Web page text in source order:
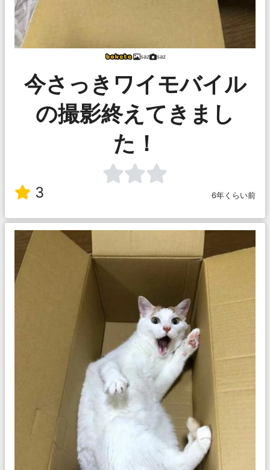
saz saz
今さっきワイモバイル
の撮影終えてきまし
た！
3 6年くらい前